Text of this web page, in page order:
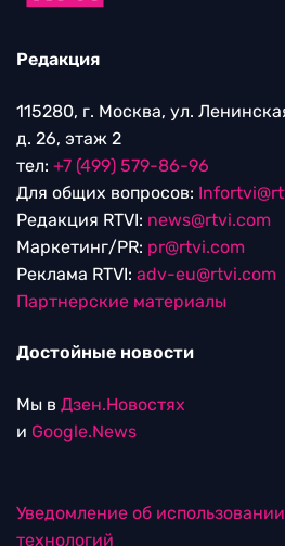
Редакция
115280, г. Москва, ул.
д. 26, этаж 2
тел: +7 (499) 579-86-96
Для общих вопросов:
Редакция RTVI: news@rtvi.com
Маркетинг/PR: pr@rtvi.com
Реклама RTVI: adv-eu@rtvi.com
Партнерские материалы
Достойные новости
Мы в Дзен.Новостях
и Google.News
Уведомление об
технологий